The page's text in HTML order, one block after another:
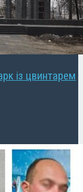
із цвинтарем